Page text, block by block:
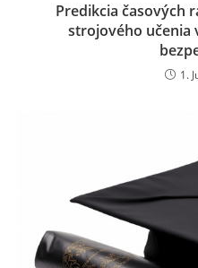
Predikcia časových
strojového učenia
1.